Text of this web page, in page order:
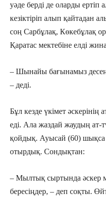
уәде берді де оларды ертіп
кезіктіріп алып қайтадан
соң Сарбұлақ, Көкебұлақ
Қаратас мектебіне елді
– Шынайы бағынамыз
– деді.
Бұл кезде үкімет әскерінің
еді. Ала жаздай жаудың ат-
қойдық. Ауысай (60) шықса
отырдық. Сондықтан:
– Мылтық сыртында әскер
бересіңдер, – деп соқты.